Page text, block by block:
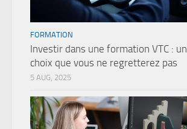
FORMATION
Investir dans une formation VTC : un
choix que vous ne regretterez pas
5 AUG, 2025